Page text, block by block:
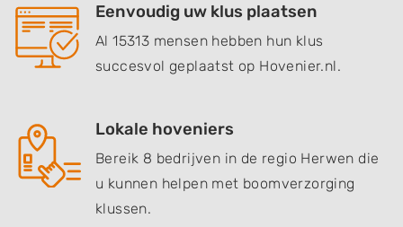
Eenvoudig uw klus plaatsen
Al 15313 mensen hebben hun klus
succesvol geplaatst op Hovenier.nl.
Lokale hoveniers
Bereik 8 bedrijven in de regio Herwen die
u kunnen helpen met boomverzorging
klussen.